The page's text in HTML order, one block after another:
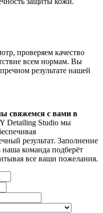
проверяем качество
всем нормам. Вы
результате нашей
свяжемся с вами в
Detailing Studio мы
результат. Заполнение
команда подберёт
все ваши пожелания.